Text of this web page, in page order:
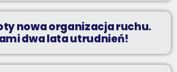
nowa organizacja ruchu.
dwa lata utrudnień!